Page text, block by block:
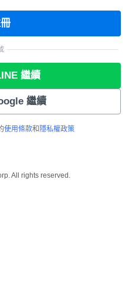
繼續
繼續
使用條款和 隱私權政策
All rights reserved.